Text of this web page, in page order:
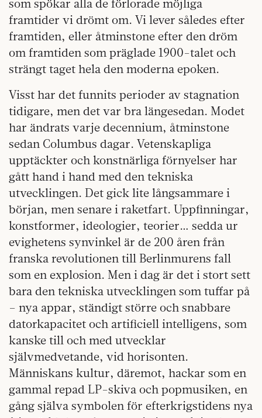
som spökar alla de förlorade möjliga
framtider vi drömt om. Vi lever således efter
framtiden, eller åtminstone efter den dröm
om framtiden som präglade 1900-talet och
strängt taget hela den moderna epoken.
Visst har det funnits perioder av stagnation
tidigare, men det var bra längesedan. Modet
har ändrats varje decennium, åtminstone
sedan Columbus dagar. Vetenskapliga
upptäckter och konstnärliga förnyelser har
gått hand i hand med den tekniska
utvecklingen. Det gick lite långsammare i
början, men senare i raketfart. Uppfinningar,
konstformer, ideologier, teorier… sedda ur
evighetens synvinkel är de 200 åren från
franska revolutionen till Berlinmurens fall
som en explosion. Men i dag är det i stort sett
bara den tekniska utvecklingen som tuffar på
– nya appar, ständigt större och snabbare
datorkapacitet och artificiell intelligens, som
kanske till och med utvecklar
självmedvetande, vid horisonten.
Människans kultur, däremot, hackar som en
gammal repad LP-skiva och popmusiken, en
gång själva symbolen för efterkrigstidens nya